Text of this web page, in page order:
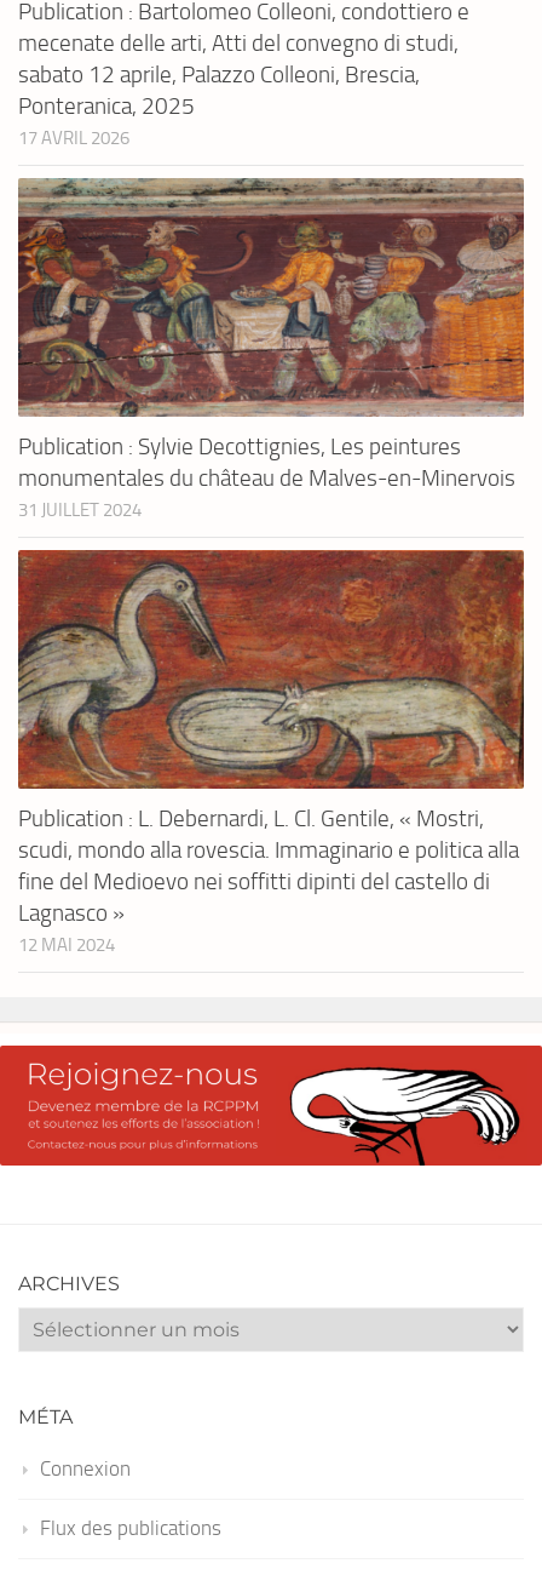
Publication : Bartolomeo Colleoni, condottiero e
mecenate delle arti, Atti del convegno di studi,
sabato 12 aprile, Palazzo Colleoni, Brescia,
Ponteranica, 2025
17 AVRIL 2026
Publication : Sylvie Decottignies, Les peintures
monumentales du château de Malves-en-Minervois
31 JUILLET 2024
Publication : L. Debernardi, L. Cl. Gentile, « Mostri,
scudi, mondo alla rovescia. Immaginario e politica alla
fine del Medioevo nei soffitti dipinti del castello di
Lagnasco »
12 MAI 2024
ARCHIVES
Archives
MÉTA
Connexion
Flux des publications